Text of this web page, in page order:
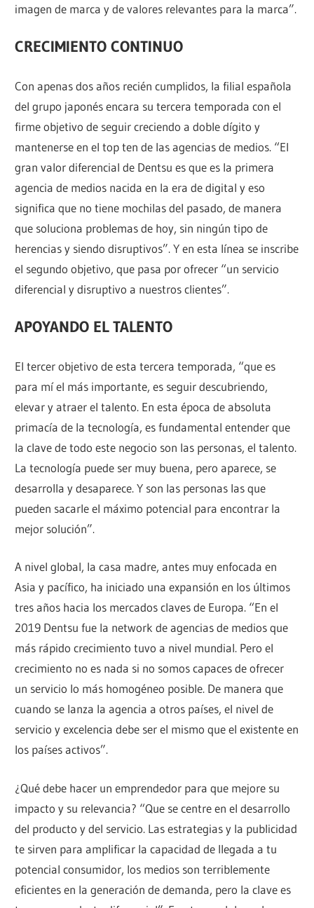
imagen de marca y de valores relevantes para la marca”.
CRECIMIENTO CONTINUO
Con apenas dos años recién cumplidos, la filial española
del grupo japonés encara su tercera temporada con el
firme objetivo de seguir creciendo a doble dígito y
mantenerse en el top ten de las agencias de medios. “El
gran valor diferencial de Dentsu es que es la primera
agencia de medios nacida en la era de digital y eso
significa que no tiene mochilas del pasado, de manera
que soluciona problemas de hoy, sin ningún tipo de
herencias y siendo disruptivos”. Y en esta línea se inscribe
el segundo objetivo, que pasa por ofrecer “un servicio
diferencial y disruptivo a nuestros clientes”.
APOYANDO EL TALENTO
El tercer objetivo de esta tercera temporada, “que es
para mí el más importante, es seguir descubriendo,
elevar y atraer el talento. En esta época de absoluta
primacía de la tecnología, es fundamental entender que
la clave de todo este negocio son las personas, el talento.
La tecnología puede ser muy buena, pero aparece, se
desarrolla y desaparece. Y son las personas las que
pueden sacarle el máximo potencial para encontrar la
mejor solución”.
A nivel global, la casa madre, antes muy enfocada en
Asia y pacífico, ha iniciado una expansión en los últimos
tres años hacia los mercados claves de Europa. “En el
2019 Dentsu fue la network de agencias de medios que
más rápido crecimiento tuvo a nivel mundial. Pero el
crecimiento no es nada si no somos capaces de ofrecer
un servicio lo más homogéneo posible. De manera que
cuando se lanza la agencia a otros países, el nivel de
servicio y excelencia debe ser el mismo que el existente en
los países activos”.
¿Qué debe hacer un emprendedor para que mejore su
impacto y su relevancia? “Que se centre en el desarrollo
del producto y del servicio. Las estrategias y la publicidad
te sirven para amplificar la capacidad de llegada a tu
potencial consumidor, los medios son terriblemente
eficientes en la generación de demanda, pero la clave es